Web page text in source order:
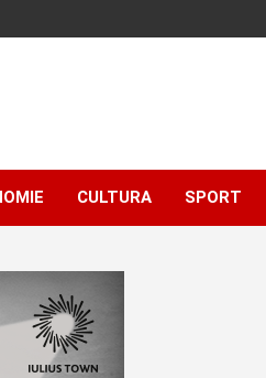
CULTURA SPORT